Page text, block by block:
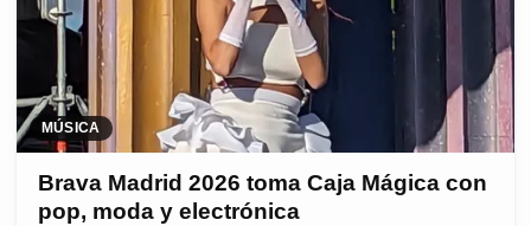
MÚSICA
Brava Madrid 2026 toma Caja Mágica con
pop, moda y electrónica